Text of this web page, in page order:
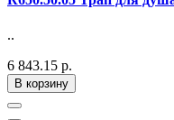
..
6 843.15 р.
В корзину